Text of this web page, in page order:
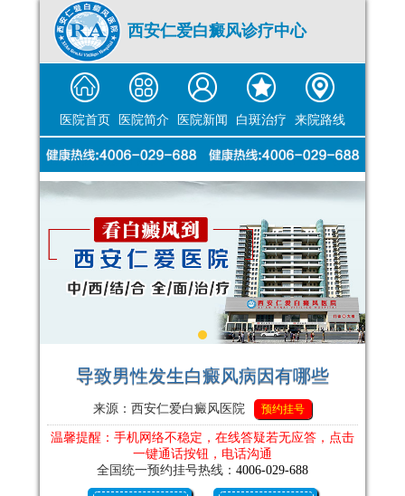
西安仁爱白癜风诊疗中心
医院首页 医院简介 医院新闻 白斑治疗 来院路线
导致男性发生白癜风病因有哪些
来源：西安仁爱白癜风医院 预约挂号
温馨提醒：手机网络不稳定，在线答疑若无应答，点击
一键通话按钮，电话沟通
全国统一预约挂号热线： 4006-029-688